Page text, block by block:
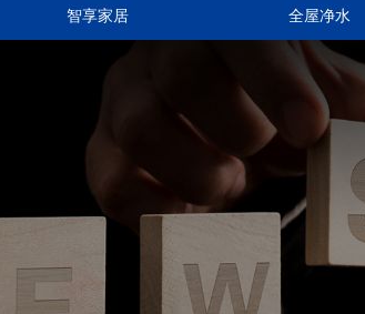
智享家居 全屋净水